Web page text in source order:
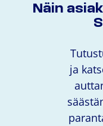
Näin
ja